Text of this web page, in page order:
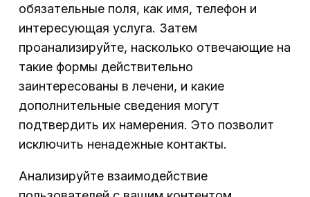
обязательные поля, как имя, телефон и
интересующая услуга. Затем
проанализируйте, насколько отвечающие на
такие формы действительно
заинтересованы в лечени, и какие
дополнительные сведения могут
подтвердить их намерения. Это позволит
исключить ненадежные контакты.
Анализируйте взаимодействие